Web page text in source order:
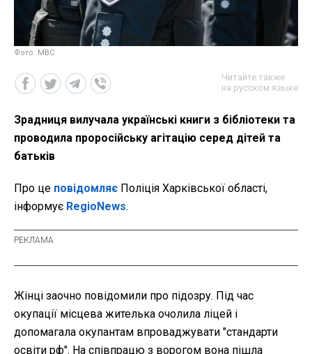
Фото: МВС
Читайте также
на русском языке
Зрадниця вилучала українські книги з бібліотеки та
проводила проросійську агітацію серед дітей та
батьків
Про це повідомляє Поліція Харківської області,
інформує RegioNews.
Жінці заочно повідомили про підозру. Під час
окупації місцева жителька очолила ліцей і
допомагала окупантам впроваджувати "стандарти
освіти рф". На співпрацю з ворогом вона пішла